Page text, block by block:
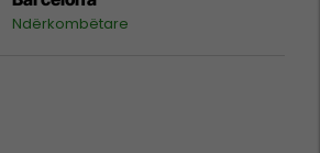
Ndërkombëtare